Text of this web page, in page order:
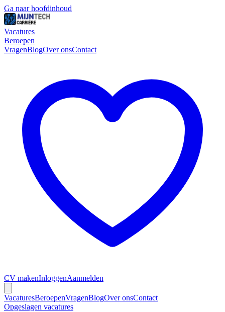
Ga naar hoofdinhoud
Vacatures
Beroepen
VragenBlogOver onsContact
CV makenInloggenAanmelden
VacaturesBeroepenVragenBlogOver onsContact
Opgeslagen vacatures